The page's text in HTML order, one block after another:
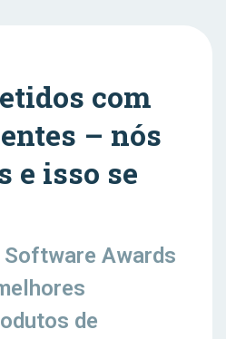
com
– nós
e isso se
Software Awards
de